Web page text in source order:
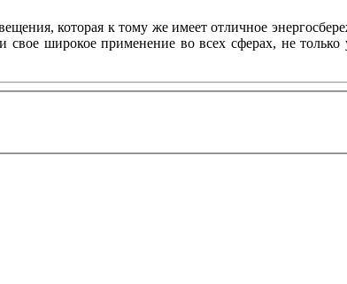
которая к тому же имеет отличное
свое широкое применение во всех сферах, не